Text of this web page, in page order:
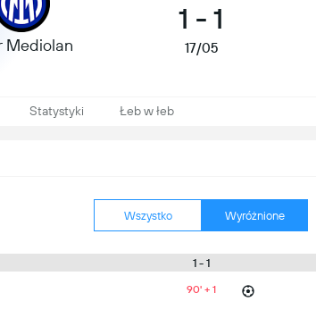
Mediolan
1 - 1
17/05
Statystyki Łeb w łeb
Wszystko Wyróżnione
1 - 1
90' + 1